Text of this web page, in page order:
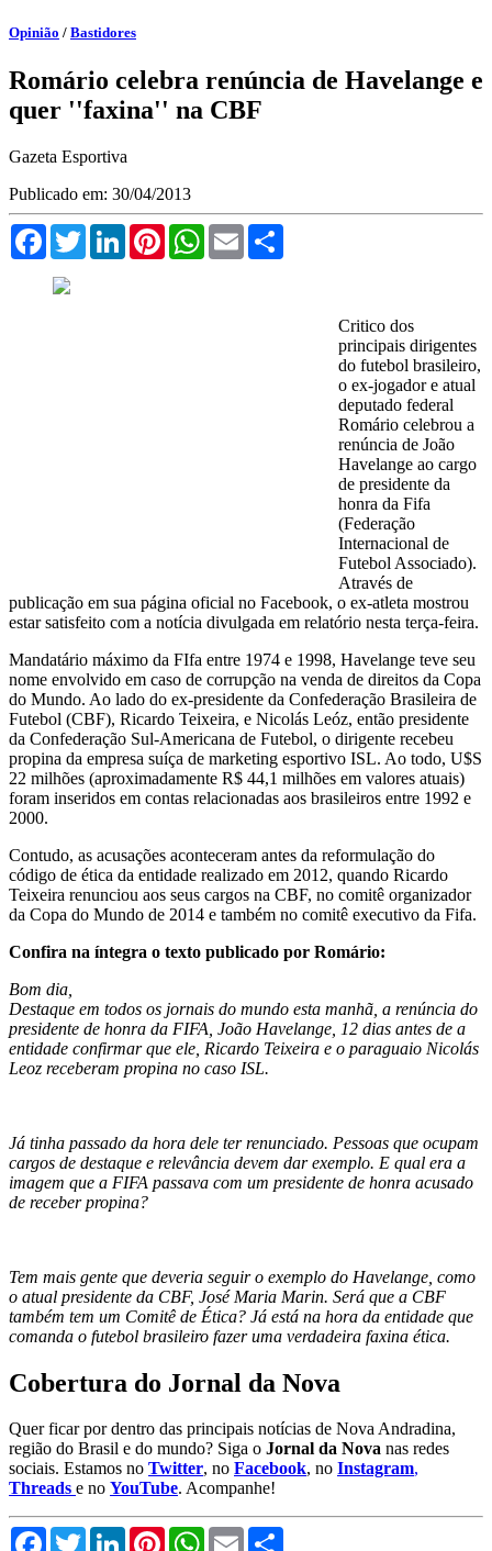
Opinião / Bastidores
Romário celebra renúncia de Havelange e
quer ''faxina'' na CBF
Gazeta Esportiva
Publicado em: 30/04/2013
FacebookTwitterLinkedInPinterestWhatsApp
Email
Critico dos
principais dirigentes
do futebol brasileiro,
o ex-jogador e atual
deputado federal
Romário celebrou a
renúncia de João
Havelange ao cargo
de presidente da
honra da Fifa
(Federação
Internacional de
Futebol Associado).
Através de
publicação em sua página oficial no Facebook, o ex-atleta mostrou
estar satisfeito com a notícia divulgada em relatório nesta terça-feira.
Mandatário máximo da FIfa entre 1974 e 1998, Havelange teve seu
nome envolvido em caso de corrupção na venda de direitos da Copa
do Mundo. Ao lado do ex-presidente da Confederação Brasileira de
Futebol (CBF), Ricardo Teixeira, e Nicolás Leóz, então presidente
da Confederação Sul-Americana de Futebol, o dirigente recebeu
propina da empresa suíça de marketing esportivo ISL. Ao todo, U$S
22 milhões (aproximadamente R$ 44,1 milhões em valores atuais)
foram inseridos em contas relacionadas aos brasileiros entre 1992 e
2000.
Contudo, as acusações aconteceram antes da reformulação do
código de ética da entidade realizado em 2012, quando Ricardo
Teixeira renunciou aos seus cargos na CBF, no comitê organizador
da Copa do Mundo de 2014 e também no comitê executivo da Fifa.
Confira na íntegra o texto publicado por Romário:
Bom dia,
Destaque em todos os jornais do mundo esta manhã, a renúncia do
presidente de honra da FIFA, João Havelange, 12 dias antes de a
entidade confirmar que ele, Ricardo Teixeira e o paraguaio Nicolás
Leoz receberam propina no caso ISL.
Já tinha passado da hora dele ter renunciado. Pessoas que ocupam
cargos de destaque e relevância devem dar exemplo. E qual era a
imagem que a FIFA passava com um presidente de honra acusado
de receber propina?
Tem mais gente que deveria seguir o exemplo do Havelange, como
o atual presidente da CBF, José Maria Marin. Será que a CBF
também tem um Comitê de Ética? Já está na hora da entidade que
comanda o futebol brasileiro fazer uma verdadeira faxina ética.
Cobertura do Jornal da Nova
Quer ficar por dentro das principais notícias de Nova Andradina,
região do Brasil e do mundo? Siga o Jornal da Nova nas redes
sociais. Estamos no Twitter, no Facebook, no Instagram,
Threads e no YouTube. Acompanhe!
FacebookTwitterLinkedInPinterestWhatsApp
Email